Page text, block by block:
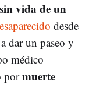
vida de un
desde
dar un paseo y
médico
pormuerte